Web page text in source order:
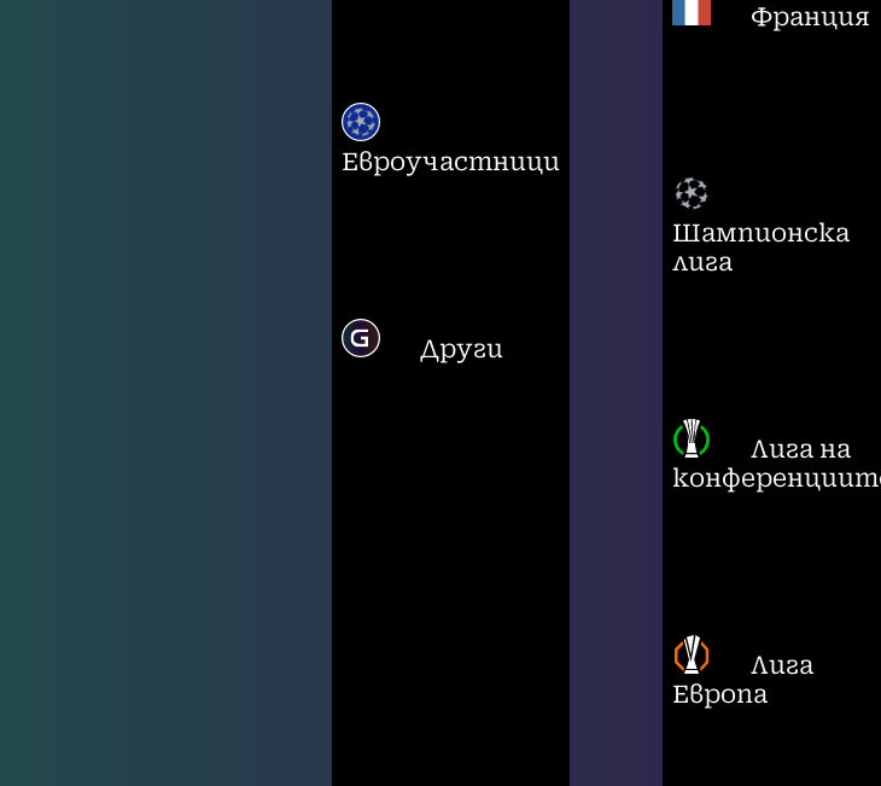
Евроучастници
Други
Франция
Шампионска
лига
Лига на
Лига
Европа